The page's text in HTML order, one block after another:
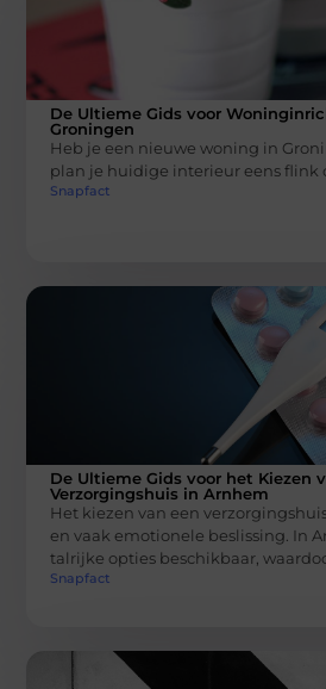
De Ultieme Gids voor
Groningen
Heb je een nieuwe woning in
plan je huidige interieur eens flink
Snapfact
De Ultieme Gids voor het Kiezen
Verzorgingshuis in Arnhem
Het kiezen van een
en vaak emotionele beslissing. In
talrijke opties beschikbaar,
Snapfact